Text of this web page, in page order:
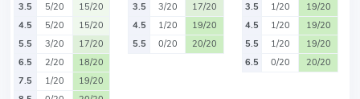
3.5
5/20
15/20
4.5
5/20
15/20
5.5
3/20
17/20
6.5
2/20
18/20
7.5
1/20
19/20
3.5
3/20
17/20
4.5
1/20
19/20
5.5
0/20 20/20
3.5
1/20
19/20
4.5
1/20
19/20
5.5
1/20
19/20
6.5
0/20 20/20